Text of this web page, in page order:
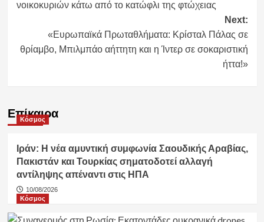
νοικοκυριών κάτω από το κατώφλι της φτώχειας
Next:
«Ευρωπαϊκά Πρωταθλήματα: Κρίσταλ Πάλας σε
θρίαμβο, Μπιλμπάο αήττητη και η Ίντερ σε σοκαριστική
ήττα!»
Επίκαιρα
Κόσμος
Ιράν: Η νέα αμυντική συμφωνία Σαουδικής Αραβίας,
Πακιστάν και Τουρκίας σηματοδοτεί αλλαγή
αντίληψης απέναντι στις ΗΠΑ
10/08/2026
Κόσμος